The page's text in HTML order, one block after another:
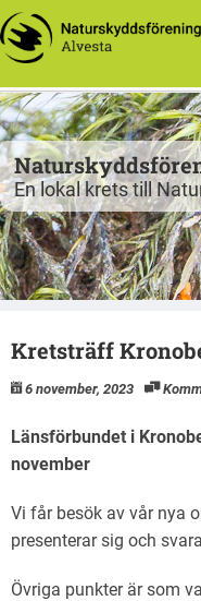
En lokal krets till
Kretsträff
6 november, 2023
Länsförbundet i
november
Vi får besök av vår nya
presenterar sig och
Övriga punkter är som